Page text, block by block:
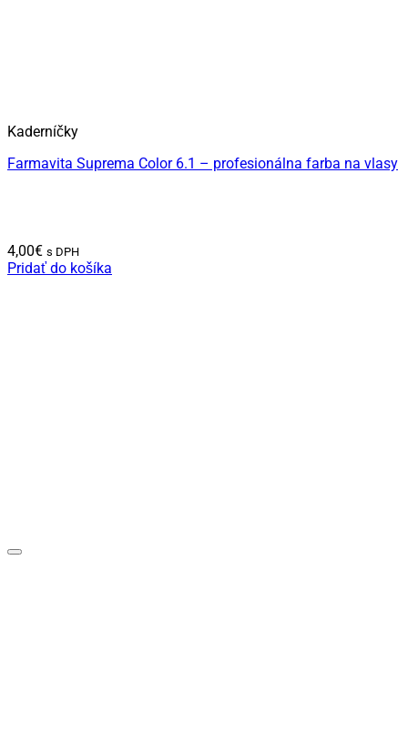
Kaderníčky
Farmavita Suprema Color 6.1 – profesionálna farba na vlasy
4,00€ s DPH
Pridať do košíka